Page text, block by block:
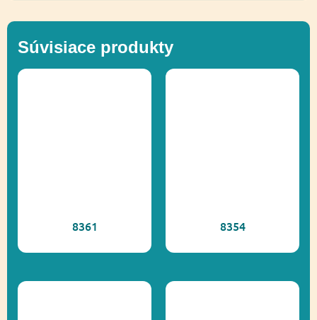
Súvisiace produkty
8361 8354